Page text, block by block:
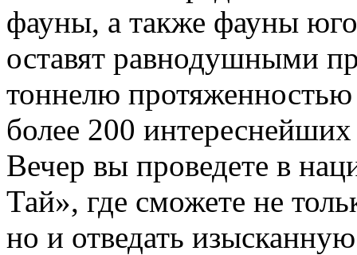
фауны, а также фауны
оставят равнодушными
тоннелю
более 200
Вечер вы проведете в
Тай», где сможете не
но и отведать